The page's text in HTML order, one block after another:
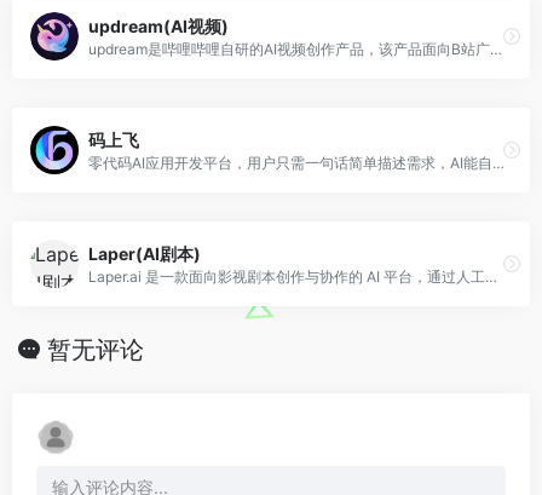
updream(AI视频)
updream是哔哩哔哩自研的AI视频创作产品，该产品面向B站广大UP主设计，主打轻量化、智能化创作体验，界面简洁易上手。更多工具信息，关注updream官网（www.updream.cn）。
码上飞
零代码AI应用开发平台，用户只需一句话简单描述需求，AI能自动生成小程序、APP或H5网页应用，无需编写代码。
Laper(AI剧本)
Laper.ai 是一款面向影视剧本创作与协作的 AI 平台，通过人工智能辅助编剧从创意构思到结构化剧本输出，提供剧情管理、场景划分等工具，同时支持多人实时协同编辑与团队协作，帮助影视创作者和制作团队提升创作效率并优化创作流程。
暂无评论